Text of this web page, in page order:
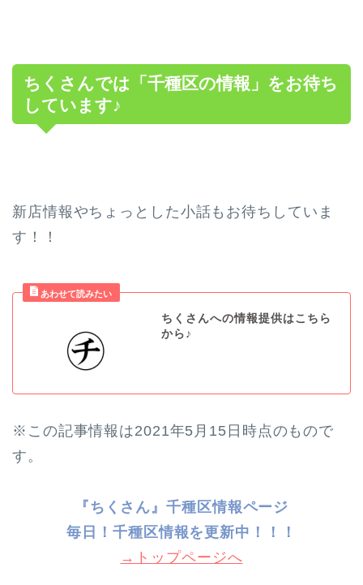
ちくさんでは「千種区の情報」をお待ち
しています♪
新店情報やちょっとした小話もお待ちしていま
す！！
ちくさんへの情報提供はこちら
から♪
※この記事情報は2021年5月15日時点のもので
す。
『ちくさん』千種区情報ページ
毎日！千種 区情報を更新中！！！
→トップページへ